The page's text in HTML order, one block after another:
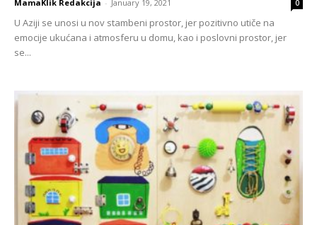
MamaKlik Redakcija - January 19, 2021 0
U Aziji se unosi u nov stambeni prostor, jer pozitivno utiče na
emocije ukućana i atmosferu u domu, kao i poslovni prostor, jer
se...